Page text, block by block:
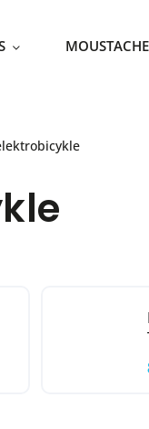
MOUSTACHE